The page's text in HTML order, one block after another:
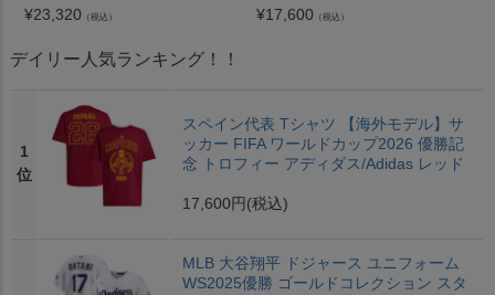
¥23,320 （税込）
¥17,600 （税込）
デイリー人気ランキング！！
1
位
スペイン代表 Tシャツ 【海外モデル】サ
ッカー FIFA ワールドカップ2026 優勝記
念 トロフィー アディダス/Adidas レッド
17,600円 (税込)
MLB 大谷翔平 ドジャース ユニフォーム
WS2025優勝 ゴールドコレクション スタ